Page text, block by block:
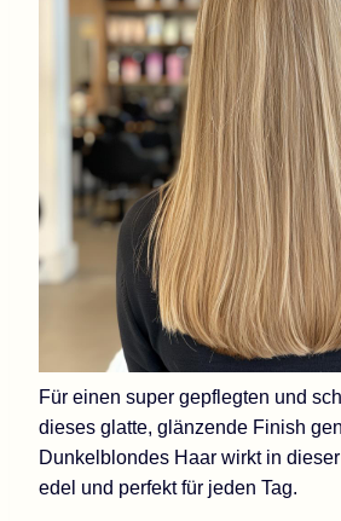
Für einen super gepflegten und
dieses glatte, glänzende Finish
Dunkelblondes Haar wirkt in
edel und perfekt für jeden Tag.